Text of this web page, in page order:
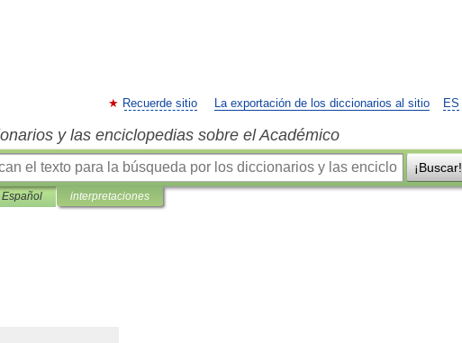
ES
Recuerde sitio La exportación de los diccionarios al sitio
y las enciclopedias sobre el Académico
¡Buscar!
interpretaciones